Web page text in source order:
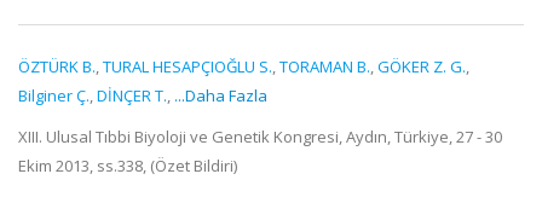
ÖZTÜRK B.,TURAL HESAPÇIOĞLU S.,TORAMAN B.,GÖKER Z. G.,
Bilginer Ç.,DİNÇER T., ...Daha Fazla
XIII. Ulusal Tıbbi Biyoloji ve Genetik Kongresi, Aydın, Türkiye, 27 - 30
Ekim 2013, ss.338, (Özet Bildiri)